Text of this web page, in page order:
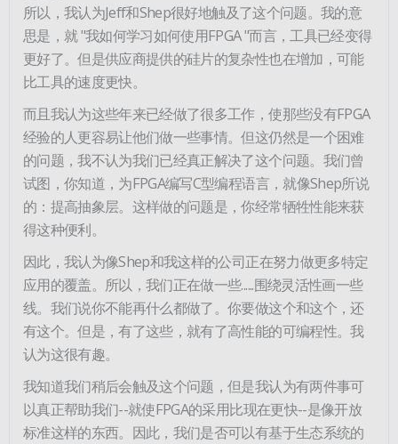
所以，我认为Jeff和Shep很好地触及了这个问题。我的意
思是，就 "我如何学习如何使用FPGA "而言，工具已经变得
更好了。但是供应商提供的硅片的复杂性也在增加，可能
比工具的速度更快。
而且我认为这些年来已经做了很多工作，使那些没有FPGA
经验的人更容易让他们做一些事情。但这仍然是一个困难
的问题，我不认为我们已经真正解决了这个问题。我们曾
试图，你知道，为FPGA编写C型编程语言，就像Shep所说
的：提高抽象层。这样做的问题是，你经常牺牲性能来获
得这种便利。
因此，我认为像Shep和我这样的公司正在努力做更多特定
应用的覆盖。所以，我们正在做一些......围绕灵活性画一些
线。我们说你不能再什么都做了。你要做这个和这个，还
有这个。但是，有了这些，就有了高性能的可编程性。我
认为这很有趣。
我知道我们稍后会触及这个问题，但是我认为有两件事可
以真正帮助我们--就使FPGA的采用比现在更快--是像开放
标准这样的东西。因此，我们是否可以有基于生态系统的